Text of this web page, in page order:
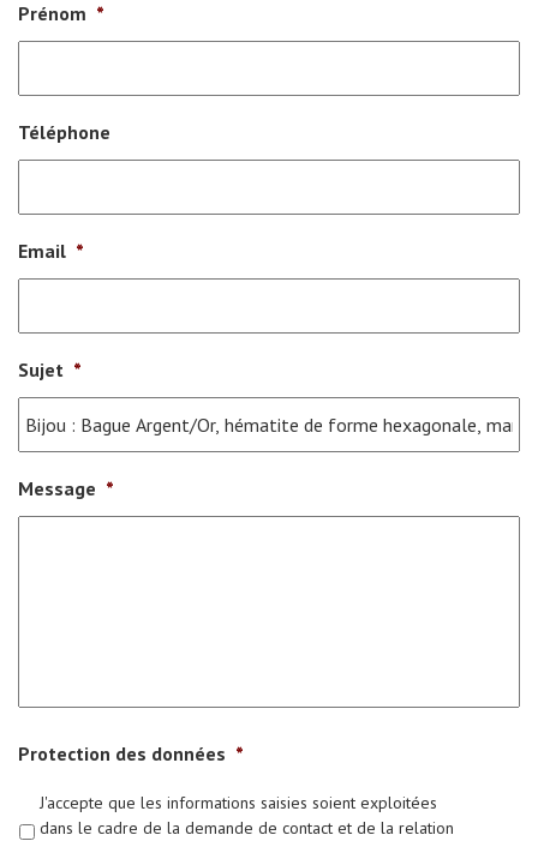
Prénom *
Téléphone
Email *
Sujet *
Message *
Protection des données *
J'accepte que les informations saisies soient exploitées
dans le cadre de la demande de contact et de la relation